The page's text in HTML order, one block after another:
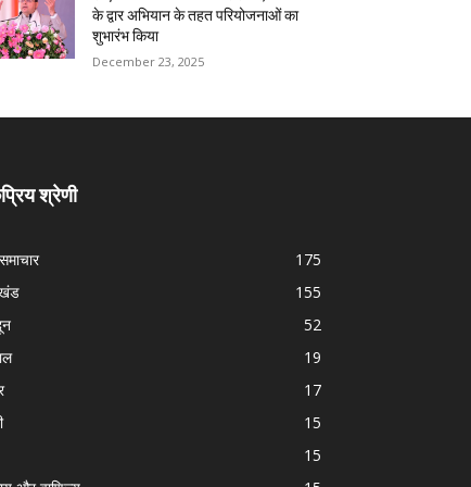
के द्वार अभियान के तहत परियोजनाओं का
शुभारंभ किया
December 23, 2025
श्रेणी
175
155
52
19
17
15
15